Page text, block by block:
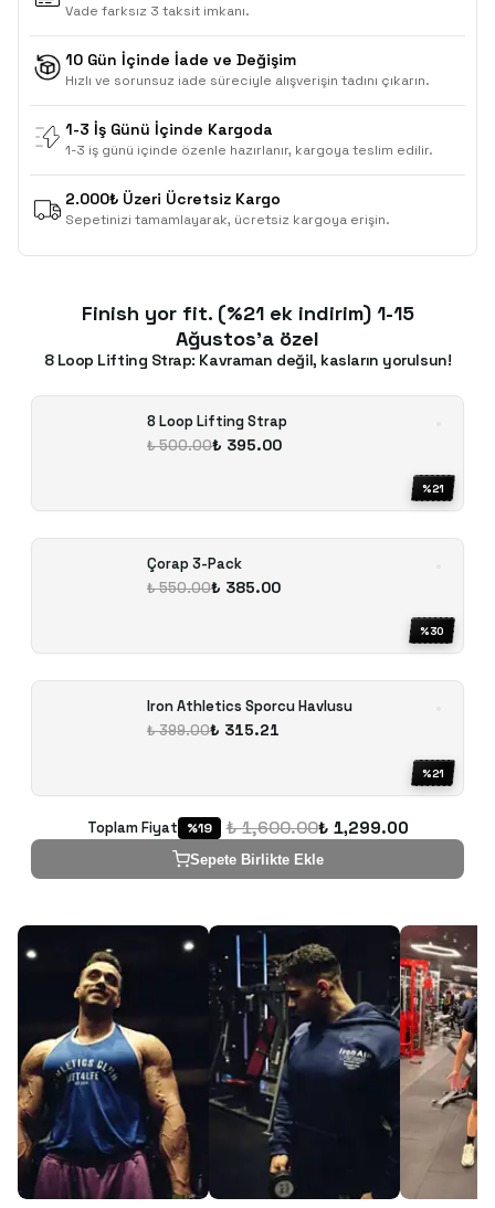
Vade farksız 3 taksit imkanı.
10 Gün İçinde İade ve Değişim
Hızlı ve sorunsuz iade süreciyle alışverişin tadını çıkarın.
1-3 İş Günü İçinde Kargoda
1-3 iş günü içinde özenle hazırlanır, kargoya teslim edilir.
2.000₺ Üzeri Ücretsiz Kargo
Sepetinizi tamamlayarak, ücretsiz kargoya erişin.
Finish yor fit. (%21 ek indirim) 1-15
Ağustos'a özel
8 Loop Lifting Strap: Kavraman değil, kasların yorulsun!
8 Loop Lifting Strap
₺ 500.00₺ 395.00
%21
Çorap 3-Pack
₺ 550.00₺ 385.00
%30
Iron Athletics Sporcu Havlusu
₺ 399.00₺ 315.21
%21
Toplam Fiyat %19 ₺ 1,600.00₺ 1,299.00
Sepete Birlikte Ekle